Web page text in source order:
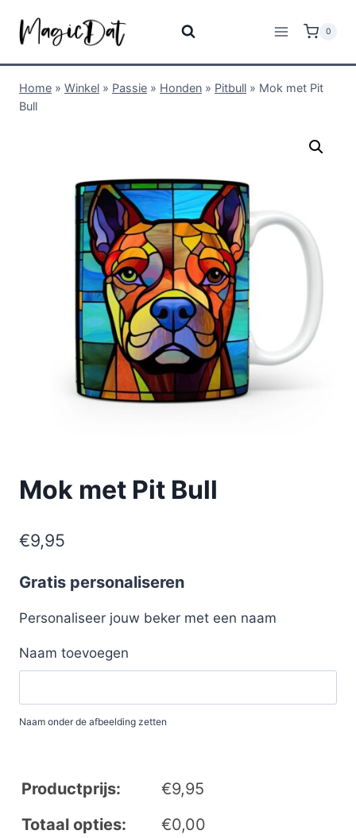
0
Home » Winkel » Passie » Honden » Pitbull » Mok met Pit
Bull
Mok met Pit Bull
€9,95
Gratis personaliseren
Personaliseer jouw beker met een naam
Naam toevoegen
Naam onder de afbeelding zetten
Productprijs: €9,95
Totaal opties:
€0,00